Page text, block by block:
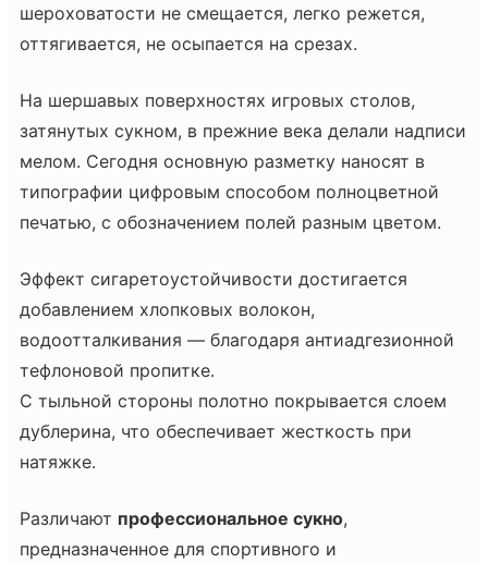
шероховатости не смещается, легко режется,
оттягивается, не осыпается на срезах.
На шершавых поверхностях игровых столов,
затянутых сукном, в прежние века делали надписи
мелом. Сегодня основную разметку наносят в
типографии цифровым способом полноцветной
печатью, с обозначением полей разным цветом.
Эффект сигаретоустойчивости достигается
добавлением хлопковых волокон,
водоотталкивания — благодаря антиадгезионной
тефлоновой пропитке.
С тыльной стороны полотно покрывается слоем
дублерина, что обеспечивает жесткость при
натяжке.
Различают профессиональное сукно,
предназначенное для спортивного и